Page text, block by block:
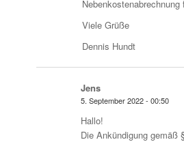
Viele Grüße
Dennis Hundt
Jens
5. September 2022 - 00:50
Hallo!
Die Ankündigung gemäß